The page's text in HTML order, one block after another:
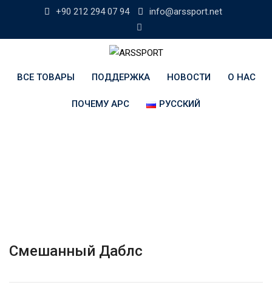
content
+90 212 294 07 94 info@arssport.net
ВСЕ ТОВАРЫ ПОДДЕРЖКА НОВОСТИ О НАС
ПОЧЕМУ АРС РУССКИЙ
Смешанный Даблс